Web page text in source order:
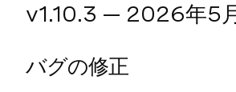
v1.10.3 — 2026年5
バグの修正